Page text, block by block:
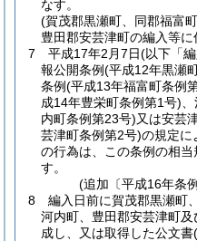
なす。
(賀茂郡黒瀬町、同郡福富
豊田郡安芸津町の編入等
7
平成17年2月7日(以下「
報公開条例(平成12年黒瀬
条例(平成13年福富町条例
成14年豊栄町条例第1号)
内町条例第23号)又は安芸
芸津町条例第2号)の規定に
の行為は、この条例の相
す。
(追加〔平成16年条
8
編入日前に賀茂郡黒瀬町
河内町、豊田郡安芸津町
成し、又は取得した公文書